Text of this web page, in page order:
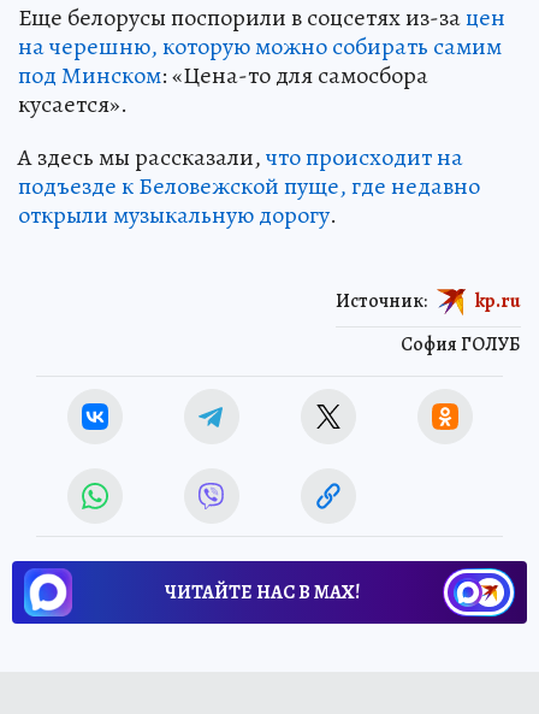
Еще белорусы поспорили в соцсетях из-зацен
на черешню, которую можно собирать самим
под Минском: «Цена-то для самосбора
кусается».
А здесь мы рассказали,что происходит на
подъезде к Беловежской пуще, где недавно
открыли музыкальную дорогу.
София ГОЛУБ
Источник: kp.ru
ЧИТАЙТЕ НАС В МАХ!